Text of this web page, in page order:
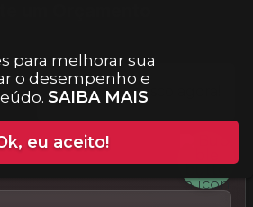
para melhorar sua
o desempenho e
SAIBA MAIS
eu aceito!